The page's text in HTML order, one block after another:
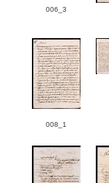
006_3
008_1